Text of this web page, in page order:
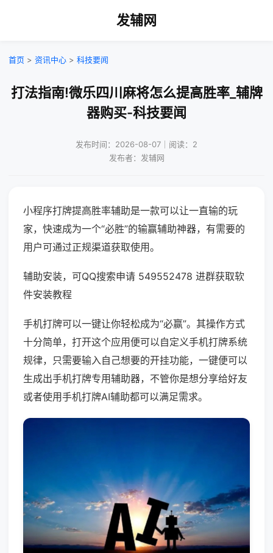
发辅网
首页 > 资讯中心 > 科技要闻
打法指南!微乐四川麻将怎么提高胜率_辅牌
器购买-科技要闻
发布时间：2026-08-07｜阅读：2
发布者：发辅网
小程序打牌提高胜率辅助是一款可以让一直输的玩
家，快速成为一个“必胜”的输赢辅助神器，有需要的
用户可通过正规渠道获取使用。
辅助安装，可QQ搜索申请 549552478 进群获取软
件安装教程
手机打牌可以一键让你轻松成为“必赢”。其操作方式
十分简单，打开这个应用便可以自定义手机打牌系统
规律，只需要输入自己想要的开挂功能，一键便可以
生成出手机打牌专用辅助器，不管你是想分享给好友
或者使用手机打牌AI辅助都可以满足需求。